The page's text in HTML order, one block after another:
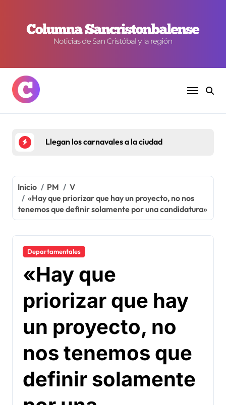
contenido
Llegan los carnavales a la ciudad
Inicio PM
V
«Hay que priorizar que hay un proyecto, no nos
tenemos que definir solamente por una candidatura»
Departamentales
«Hay que
priorizar que hay
un proyecto, no
nos tenemos que
definir solamente